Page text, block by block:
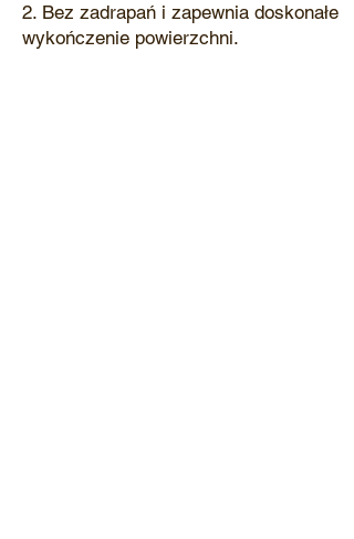
2. Bez zadrapań i zapewnia doskonałe
wykończenie powierzchni.